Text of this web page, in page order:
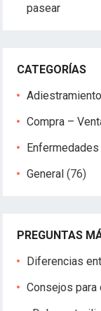
pasear
CATEGORÍAS
Adiestramiento
Compra –
Enfermedades
General (76)
PREGUNTAS
Diferencias
Consejos